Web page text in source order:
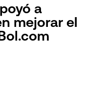
a
mejorar el